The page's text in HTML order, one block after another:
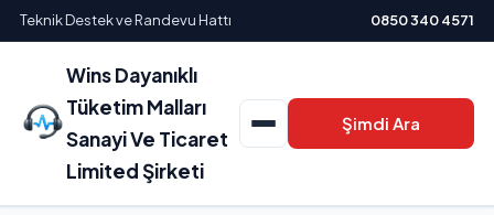
Teknik Destek ve Randevu Hattı 0850 340 4571
Wins Dayanıklı
Tüketim Malları
Sanayi Ve Ticaret
Limited Şirketi
Şimdi Ara